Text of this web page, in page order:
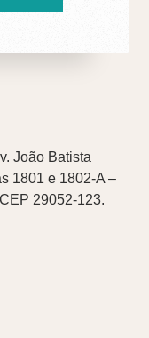
João Batista
1801 e 1802-A –
29052-123.